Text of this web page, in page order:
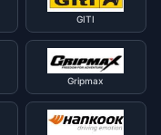
GITI
Gripmax